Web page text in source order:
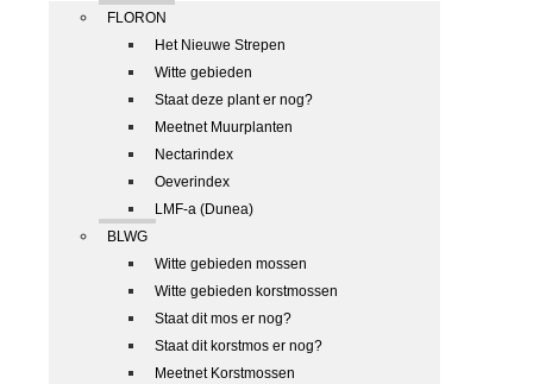
FLORON
Het Nieuwe Strepen
Witte gebieden
Staat deze plant er nog?
Meetnet Muurplanten
Nectarindex
Oeverindex
LMF-a (Dunea)
BLWG
Witte gebieden mossen
Witte gebieden korstmossen
Staat dit mos er nog?
Staat dit korstmos er nog?
Meetnet Korstmossen